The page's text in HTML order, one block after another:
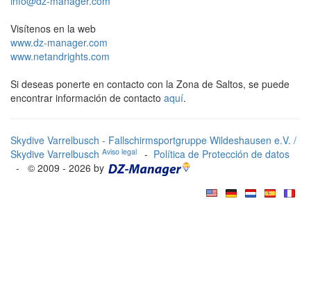
Visítenos en la web
www.dz-manager.com
www.netandrights.com
Si deseas ponerte en contacto con la Zona de Saltos, se puede
encontrar información de contacto aquí.
Skydive Varrelbusch - Fallschirmsportgruppe Wildeshausen e.V. /
Skydive Varrelbusch Aviso legal - Política de Protección de datos
- © 2009 - 2026 by